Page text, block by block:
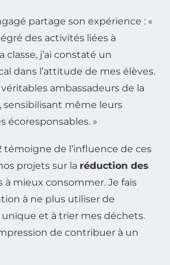
partage son expérience : «
des activités liées à
classe, j’ai constaté un
dans l’attitude de mes élèves.
ambassadeurs de la
sensibilisant même leurs
écoresponsables. »
témoigne de l’influence de ces
projets sur la réduction des
à mieux consommer. Je fais
à ne plus utiliser de
et à trier mes déchets.
de contribuer à un